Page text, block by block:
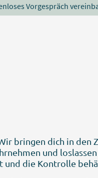
Vorgespräch
bringen dich in den
und
und die Kontrolle